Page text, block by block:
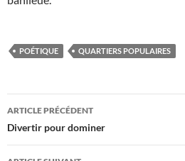
POÉTIQUE QUARTIERS POPULAIRES
Navigation
des
articles
ARTICLE PRÉCÉDENT
Divertir pour dominer